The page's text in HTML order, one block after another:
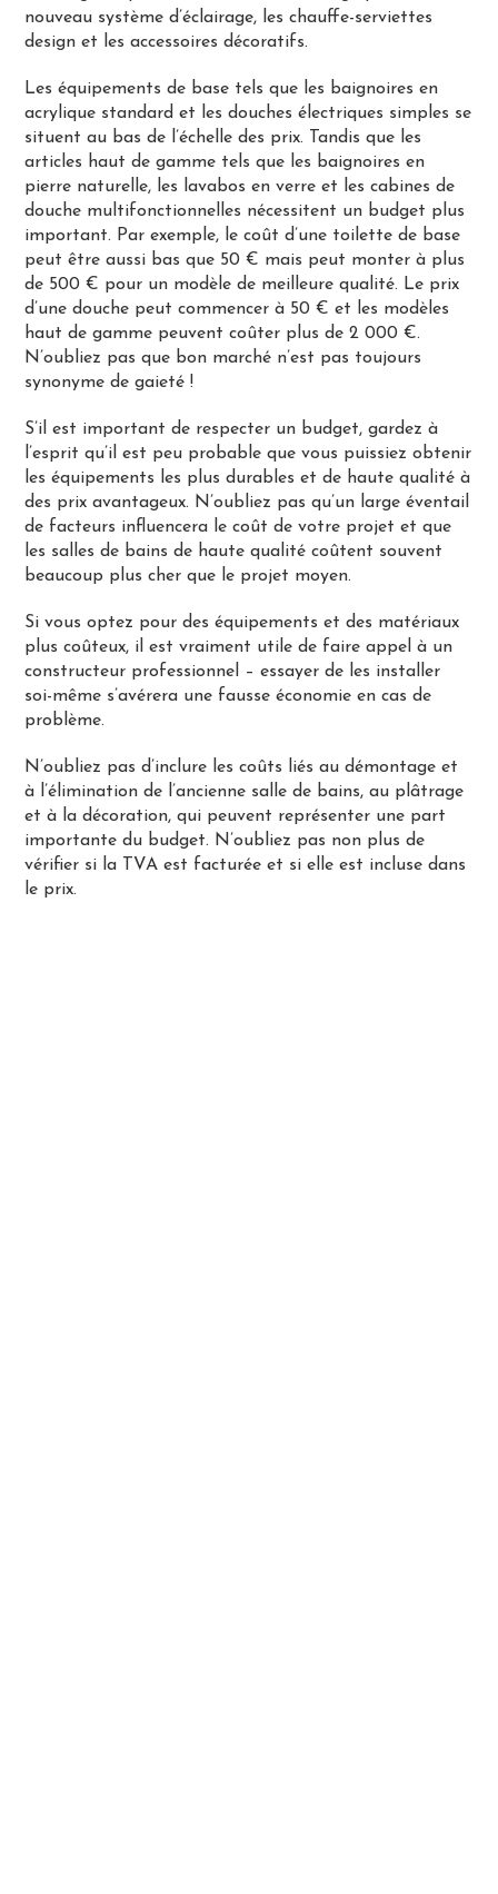
nouveau système d’éclairage, les chauffe-serviettes
design et les accessoires décoratifs.
Les équipements de base tels que les baignoires en
acrylique standard et les douches électriques simples se
situent au bas de l’échelle des prix. Tandis que les
articles haut de gamme tels que les baignoires en
pierre naturelle, les lavabos en verre et les cabines de
douche multifonctionnelles nécessitent un budget plus
important. Par exemple, le coût d’une toilette de base
peut être aussi bas que 50 € mais peut monter à plus
de 500 € pour un modèle de meilleure qualité. Le prix
d’une douche peut commencer à 50 € et les modèles
haut de gamme peuvent coûter plus de 2 000 €.
N’oubliez pas que bon marché n’est pas toujours
synonyme de gaieté !
S’il est important de respecter un budget, gardez à
l’esprit qu’il est peu probable que vous puissiez obtenir
les équipements les plus durables et de haute qualité à
des prix avantageux. N’oubliez pas qu’un large éventail
de facteurs influencera le coût de votre projet et que
les salles de bains de haute qualité coûtent souvent
beaucoup plus cher que le projet moyen.
Si vous optez pour des équipements et des matériaux
plus coûteux, il est vraiment utile de faire appel à un
constructeur professionnel – essayer de les installer
soi-même s’avérera une fausse économie en cas de
problème.
N’oubliez pas d’inclure les coûts liés au démontage et
à l’élimination de l’ancienne salle de bains, au plâtrage
et à la décoration, qui peuvent représenter une part
importante du budget. N’oubliez pas non plus de
vérifier si la TVA est facturée et si elle est incluse dans
le prix.